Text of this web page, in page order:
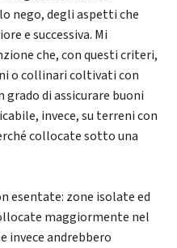
nego, degli aspetti che
e successiva. Mi
che, con questi criteri,
o collinari coltivati con
di assicurare buoni
invece, su terreni con
collocate sotto una
esentate: zone isolate ed
maggiormente nel
invece andrebbero